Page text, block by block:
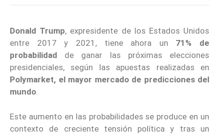
Donald Trump, expresidente de los Estados Unidos
entre 2017 y 2021, tiene ahora un 71% de
probabilidad de ganar las próximas elecciones
presidenciales, según las apuestas realizadas en
Polymarket, el mayor mercado de predicciones del
mundo.
Este aumento en las probabilidades se produce en un
contexto de creciente tensión política y tras un